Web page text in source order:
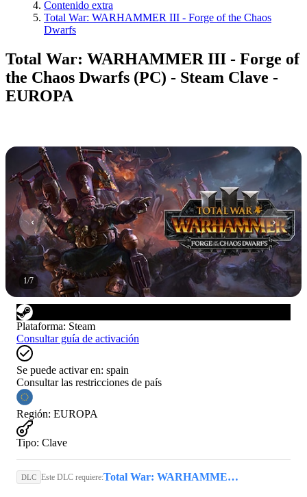
Contenido extra
Total War: WARHAMMER III - Forge of the Chaos
Dwarfs
Total War: WARHAMMER III - Forge of
the Chaos Dwarfs (PC) - Steam Clave -
EUROPA
1/7
Plataforma: Steam
Consultar guía de activación
Se puede activar en: spain
Consultar las restricciones de país
Región: EUROPA
Tipo: Clave
DLC Este DLC requiere: Total War: WARHAMMER III (PC) - Steam Key - GLOBAL